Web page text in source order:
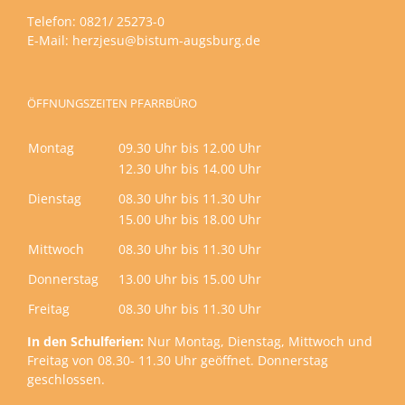
Telefon: 0821/ 25273-0
E-Mail: herzjesu@bistum-augsburg.de
ÖFFNUNGSZEITEN PFARRBÜRO
Montag
09.30 Uhr bis 12.00 Uhr
12.30 Uhr bis 14.00 Uhr
Dienstag
08.30 Uhr bis 11.30 Uhr
15.00 Uhr bis 18.00 Uhr
Mittwoch
08.30 Uhr bis 11.30 Uhr
Donnerstag
13.00 Uhr bis 15.00 Uhr
Freitag
08.30 Uhr bis 11.30 Uhr
In den Schulferien: Nur Montag, Dienstag, Mittwoch und
Freitag von 08.30- 11.30 Uhr geöffnet. Donnerstag
geschlossen.